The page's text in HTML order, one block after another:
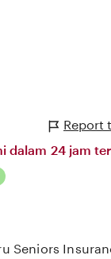
Report
dalam 24 jam
Seniors